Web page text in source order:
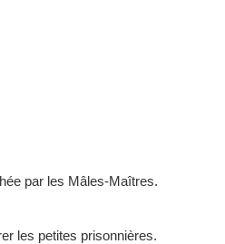
par les Mâles-Maîtres.
les petites prisonnières.